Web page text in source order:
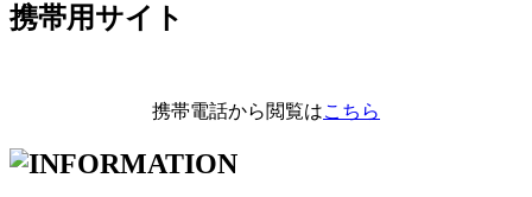
携帯用サイト
携帯電話から閲覧はこちら